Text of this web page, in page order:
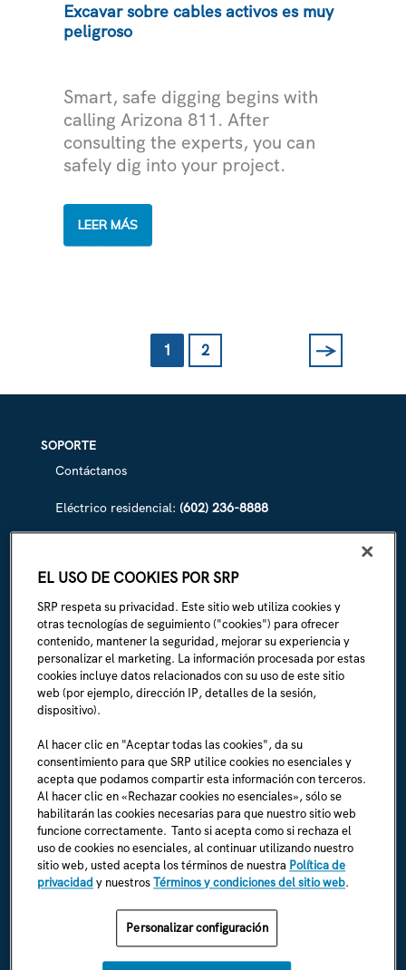
Excavar sobre cables activos es muy
peligroso
Smart, safe digging begins with
calling Arizona 811. After
consulting the experts, you can
safely dig into your project.
EXCAVAR
CABLES
LEER MÁS
1 2 →
ACERCA DE SRP
Biografía de la empresa
Carreras (en inglés)
Soy un empleado (en inglés)
Normas y reglamentos de SRP (en inglés)
SOPORTE
Contáctanos
Eléctrico residencial: (602) 236-8888
Irrigación de SRP:(602) 236-3333
La Línea:(602) 236-1111
ENCUÉNTRANOS EN
EL USO DE COOKIES POR SRP
SRP respeta su privacidad. Este sitio web utiliza cookies y
otras tecnologías de seguimiento ("cookies") para ofrecer
contenido, mantener la seguridad, mejorar su experiencia y
personalizar el marketing. La información procesada por estas
cookies incluye datos relacionados con su uso de este sitio
web (por ejemplo, dirección IP, detalles de la sesión,
dispositivo).
Al hacer clic en "Aceptar todas las cookies", da su
consentimiento para que SRP utilice cookies no esenciales y
acepta que podamos compartir esta información con terceros.
Al hacer clic en «Rechazar cookies no esenciales», sólo se
habilitarán las cookies necesarias para que nuestro sitio web
funcione correctamente. Tanto si acepta como si rechaza el
uso de cookies no esenciales, al continuar utilizando nuestro
sitio web, usted acepta los términos de nuestra Política de
privacidad y nuestrosTérminos y condiciones del sitio web.
Personalizar configuración